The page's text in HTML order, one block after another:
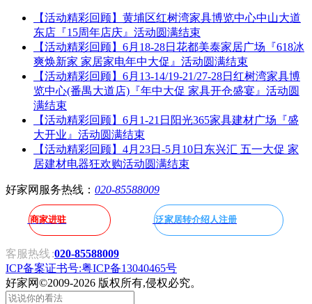
【活动精彩回顾】黄埔区红树湾家具博览中心中山大道
东店『15周年店庆』活动圆满结束
【活动精彩回顾】6月18-28日花都美泰家居广场『618冰
爽焕新家 家居家电年中大促』活动圆满结束
【活动精彩回顾】6月13-14/19-21/27-28日红树湾家具博
览中心(番禺大道店)『年中大促 家具开仓盛宴』活动圆
满结束
【活动精彩回顾】6月1-21日阳光365家具建材广场『盛
大开业』活动圆满结束
【活动精彩回顾】4月23日-5月10日东兴汇 五一大促 家
居建材电器狂欢购活动圆满结束
好家网服务热线： 020-85588009
商家进驻 泛家居转介绍人注册
客服热线 :020-85588009
ICP备案证书号:粤ICP备13040465号
好家网©2009-2026 版权所有,侵权必究。